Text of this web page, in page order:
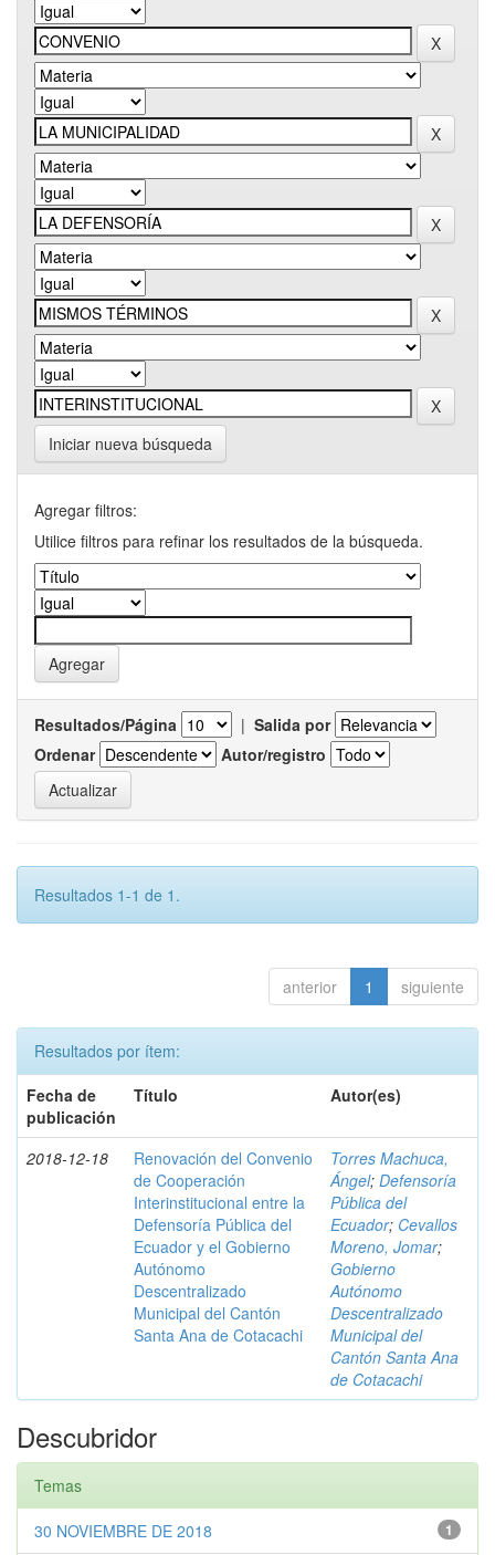
Iniciar nueva búsqueda
Agregar filtros:
Utilice filtros para refinar los resultados de la búsqueda.
Resultados/Página | Salida por
Ordenar
Autor/registro
Resultados 1-1 de 1.
anterior 1 siguiente
Resultados por ítem:
Fecha de
publicación
Título Autor(es)
2018-12-18
Renovación del Convenio
de Cooperación
Interinstitucional entre la
Defensoría Pública del
Ecuador y el Gobierno
Autónomo
Descentralizado
Municipal del Cantón
Santa Ana de Cotacachi
Torres Machuca,
Ángel; Defensoría
Pública del
Ecuador; Cevallos
Moreno, Jomar;
Gobierno
Autónomo
Descentralizado
Municipal del
Cantón Santa Ana
de Cotacachi
Descubridor
Temas
1
30 NOVIEMBRE DE 2018